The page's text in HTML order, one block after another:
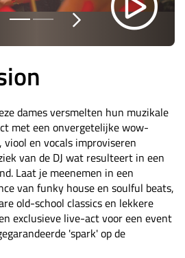
dames versmelten hun muzikale
met een onvergetelijke wow-
en vocals improviseren
van de DJ wat resulteert in een
Laat je meenemen in een
van funky house en soulful beats,
old-school classics en lekkere
exclusieve live-act voor een event
'spark' op de